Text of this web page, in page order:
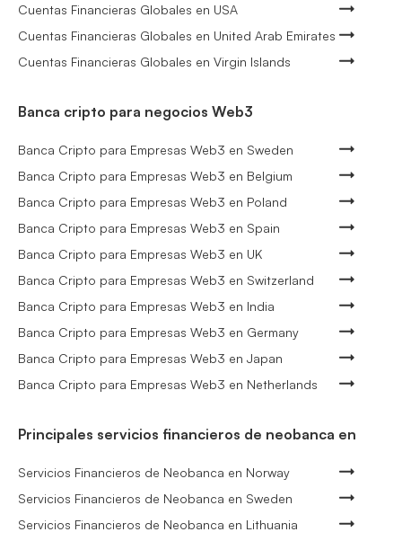
Cuentas Financieras Globales en USA
Cuentas Financieras Globales en United Arab Emirates
Cuentas Financieras Globales en Virgin Islands
Banca cripto para negocios Web3
Banca Cripto para Empresas Web3 en Sweden
Banca Cripto para Empresas Web3 en Belgium
Banca Cripto para Empresas Web3 en Poland
Banca Cripto para Empresas Web3 en Spain
Banca Cripto para Empresas Web3 en UK
Banca Cripto para Empresas Web3 en Switzerland
Banca Cripto para Empresas Web3 en India
Banca Cripto para Empresas Web3 en Germany
Banca Cripto para Empresas Web3 en Japan
Banca Cripto para Empresas Web3 en Netherlands
Principales servicios financieros de neobanca en
Servicios Financieros de Neobanca en Norway
Servicios Financieros de Neobanca en Sweden
Servicios Financieros de Neobanca en Lithuania